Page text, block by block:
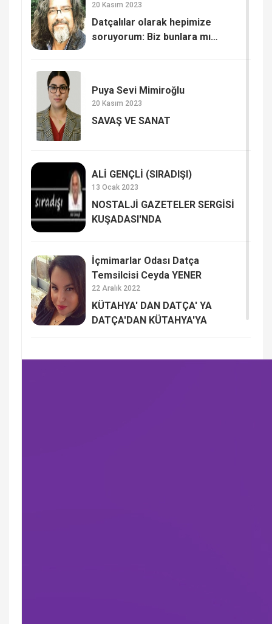
20 Kasım 2023
Datçalılar olarak hepimize
soruyorum: Biz bunlara mı
Puya Sevi Mimiroğlu
20 Kasım 2023
SAVAŞ VE SANAT
ALİ GENÇLİ (SIRADIŞI)
13 Ocak 2023
NOSTALJİ GAZETELER SERGİSİ
KUŞADASI'NDA
İçmimarlar Odası Datça
Temsilcisi Ceyda YENER
22 Aralık 2022
KÜTAHYA' DAN DATÇA' YA
DATÇA'DAN KÜTAHYA'YA